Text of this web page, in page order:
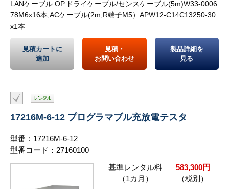
LANケーブル OP.ドライケーブル/センスケーブル(5m)W33-0006
78M6x16本,ACケーブル(2m,R端子M5）APW12-C14C13250-30
x1本
見積カートに
追加
見積・
お問い合わせ
製品詳細を
見る
17216M-6-12 プログラマブル充放電テスタ
型番：17216M-6-12
型番コード：27160100
基準レンタル料
（1カ月）
583,300円
（税別）